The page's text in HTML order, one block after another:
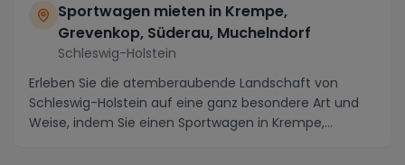
Sportwagen mieten in Krempe,
Grevenkop, Süderau, Muchelndorf
Schleswig-Holstein
Erleben Sie die atemberaubende Landschaft von
Schleswig-Holstein auf eine ganz besondere Art und
Weise, indem Sie einen Sportwagen in Krempe,